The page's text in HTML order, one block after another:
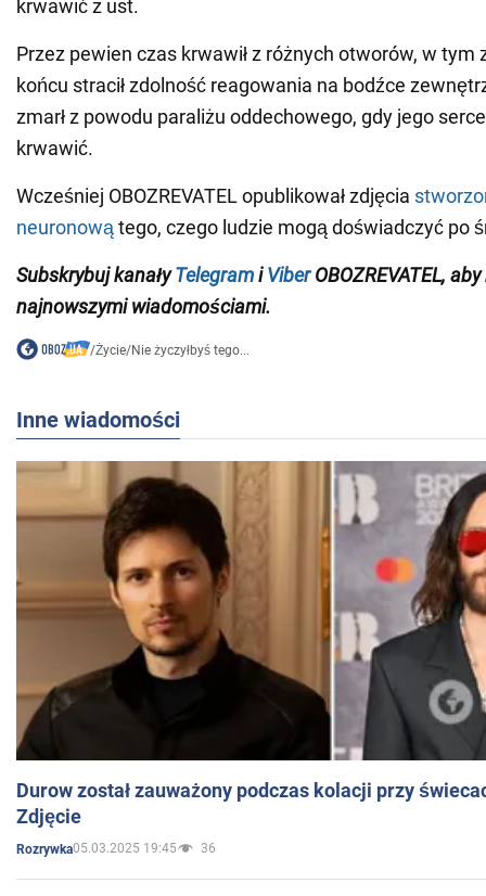
krwawić z ust.
Przez pewien czas krwawił z różnych otworów, w tym
końcu stracił zdolność reagowania na bodźce
zmarł z powodu paraliżu oddechowego, gdy jego
krwawić.
Wcześniej OBOZREVATEL opublikował zdjęcia
neuronowątego, czego ludzie mogą doświadczyć po
Subskrybuj kanałyTelegramiViberOBOZREVATEL,
najnowszymi wiadomościami.
/Życie/Nie życzyłbyś tego...
Inne wiadomości
Durow został zauważony podczas kolacji przy
Zdjęcie
Rozrywka05.03.2025 19:45 36